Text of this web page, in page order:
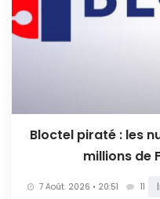
Bloctel piraté : les
millions de
7 Août. 2026 • 20:51 11